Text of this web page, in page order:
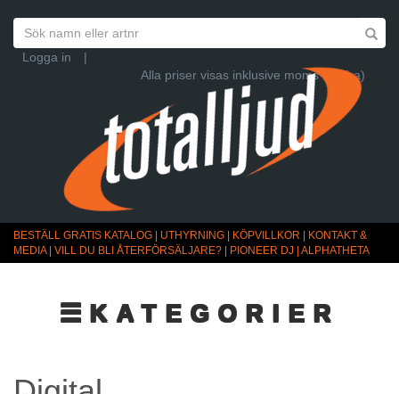
Logga in
|
Alla priser visas inklusive moms (Ändra)
BESTÄLL GRATIS KATALOG UTHYRNING KÖPVILLKOR
KONTAKT &
MEDIA| VILL DU BLI ÅTERFÖRSÄLJARE? PIONEER DJ | ALPHATHETA
☰KATEGORIER